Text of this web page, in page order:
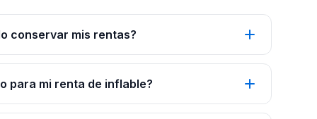
conservar mis rentas?
para mi renta de inflable?